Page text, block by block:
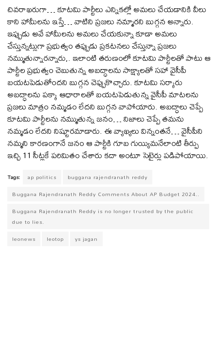
చివరాఖరుగా… కూటమి పార్టీలు ఎన్నికల్లో అమలు చేయడానికి వీలు
కాని హామీలను ఇస్తే… వాటిని ప్రజలు నమ్మారని బుగ్గన అన్నారు.
ఇప్పుడు అవే హామీలను అమలు చేయకున్నా కూడా అమలు
చేస్తున్నట్లుగా ప్రభుత్వం తప్పుడు ప్రకటనలు చేస్తున్నా ప్రజలు
నమ్ముతున్నారన్నారు,. ఇలాంటి తరుణంలో కూటమి పార్టీలతో పాటు ఆ
పార్టీల ప్రభుత్వం చెబుతున్న అబద్ధాలను సాక్ష్యాలతో సహా వైసీపీ
బయటపెడుతోందని బుగ్గన చెప్పుకొచ్చారు. కూటమి సర్కారు
అబద్ధాలను పక్కా ఆధారాలతో బయటపెడుతున్న వైసీపీ మాటలను
ప్రజలు మాత్రం నమ్మడం లేదని బుగ్గన వాపోయారు. అబద్ధాలు చెప్పే
కూటమి పార్టీలను నమ్ముతున్న జనం… నిజాలు చెప్పే తమను
నమ్మడం లేదని నిష్టూరమాడారు. ఈ వ్యాఖ్యలు విన్నంతనే… వైసీపీని
నమ్మని కారణంగానే జనం ఆ పార్టీకి గూబ గుయ్యిమనేలాంటి తీర్పు
ఇచ్చి 11 సీట్లకే పరిమితం చేశారు కదా అంటూ సెటైర్లు పడిపోయాయి.
Tags: ap politics
buggana rajendranath reddy
Buggana Rajendranath Reddy Comments About AP Budget 2024..
Buggana Rajendranath Reddy is no longer trusted by the public
due to lies.
leonews
leotop ys jagan